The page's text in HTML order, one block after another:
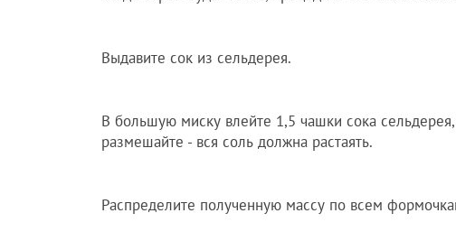
Выдавите сок из сельдерея.
В большую миску влейте 1,5 чашки сока
размешайте - вся соль должна растаять.
Распределите полученную массу по всем